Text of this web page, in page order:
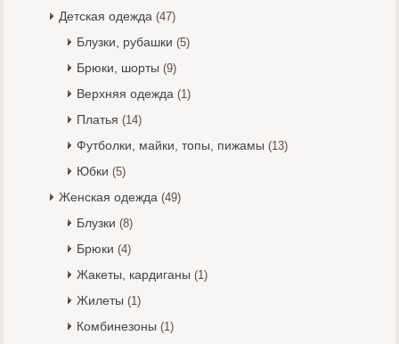
Детская одежда (47)
Блузки, рубашки (5)
Брюки, шорты (9)
Верхняя одежда (1)
Платья (14)
Футболки, майки, топы, пижамы (13)
Юбки (5)
Женская одежда (49)
Блузки (8)
Брюки (4)
Жакеты, кардиганы (1)
Жилеты (1)
Комбинезоны (1)